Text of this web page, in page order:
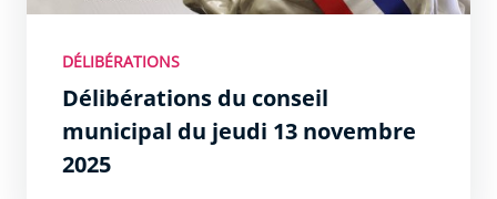
DÉLIBÉRATIONS
Délibérations du conseil
municipal du jeudi 13 novembre
2025